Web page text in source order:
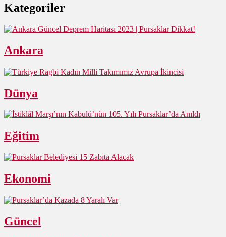
Kategoriler
Ankara
Dünya
Eğitim
Ekonomi
Güncel